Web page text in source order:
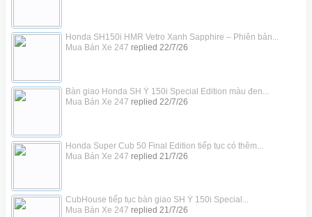
Honda SH150i HMR Vetro Xanh Sapphire – Phiên bản...
Mua Bán Xe 247 replied 22/7/26
Bàn giao Honda SH Ý 150i Special Edition màu đen...
Mua Bán Xe 247 replied 22/7/26
Honda Super Cub 50 Final Edition tiếp tục có thêm...
Mua Bán Xe 247 replied 21/7/26
CubHouse tiếp tục bàn giao SH Ý 150i Special...
Mua Bán Xe 247 replied 21/7/26